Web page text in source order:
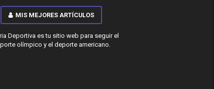
MIS MEJORES ARTÍCULOS
Deportiva es tu sitio web para seguir el
olímpico y el deporte americano.